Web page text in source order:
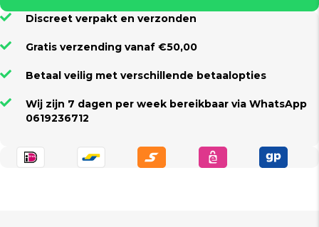
Discreet verpakt en verzonden
Gratis verzending vanaf €50,00
Betaal veilig met verschillende betaalopties
Wij zijn 7 dagen per week bereikbaar via WhatsApp
0619236712